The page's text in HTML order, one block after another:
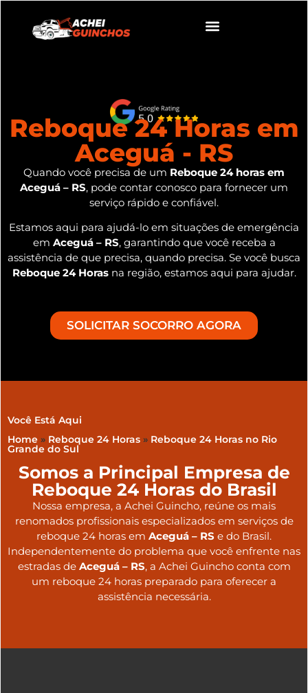
Reboque 24 Horas em
Aceguá - RS
Quando você precisa de um Reboque 24 horas em
Aceguá – RS, pode contar conosco para fornecer um
serviço rápido e confiável.
Estamos aqui para ajudá-lo em situações de emergência
em Aceguá – RS, garantindo que você receba a
assistência de que precisa, quando precisa. Se você busca
Reboque 24 Horasna região, estamos aqui para ajudar.
SOLICITAR SOCORRO AGORA
Você Está Aqui
Home » Reboque 24 Horas » Reboque 24 Horas no Rio
Grande do Sul
Somos a Principal Empresa de
Reboque 24 Horas do Brasil
Nossa empresa, a Achei Guincho, reúne os mais
renomados profissionais especializados em serviços de
reboque 24 horas em Aceguá – RS e do Brasil.
Independentemente do problema que você enfrente nas
estradas de Aceguá – RS, a Achei Guincho conta com
um reboque 24 horas preparado para oferecer a
assistência necessária.